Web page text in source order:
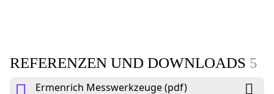
REFERENZEN UND DOWNLOADS 5
Ermenrich Messwerkzeuge (pdf)